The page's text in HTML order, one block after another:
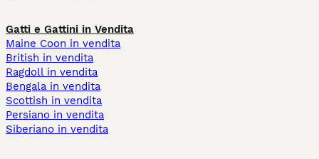
Gatti e Gattini in Vendita
Maine Coon in vendita
British in vendita
Ragdoll in vendita
Bengala in vendita
Scottish in vendita
Persiano in vendita
Siberiano in vendita